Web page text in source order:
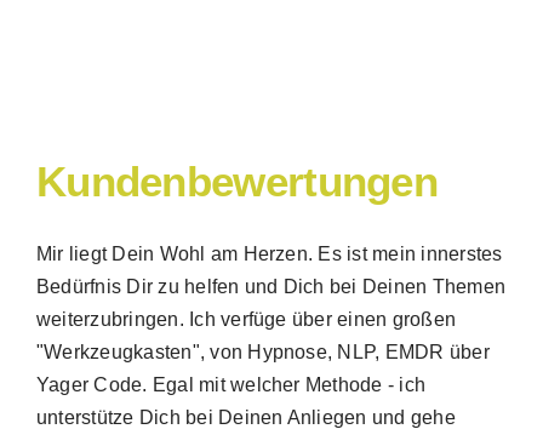
Kundenbewertungen
Mir liegt Dein Wohl am Herzen. Es ist mein innerstes
Bedürfnis Dir zu helfen und Dich bei Deinen Themen
weiterzubringen. Ich verfüge über einen großen
"Werkzeugkasten", von Hypnose, NLP, EMDR über
Yager Code. Egal mit welcher Methode - ich
unterstütze Dich bei Deinen Anliegen und gehe